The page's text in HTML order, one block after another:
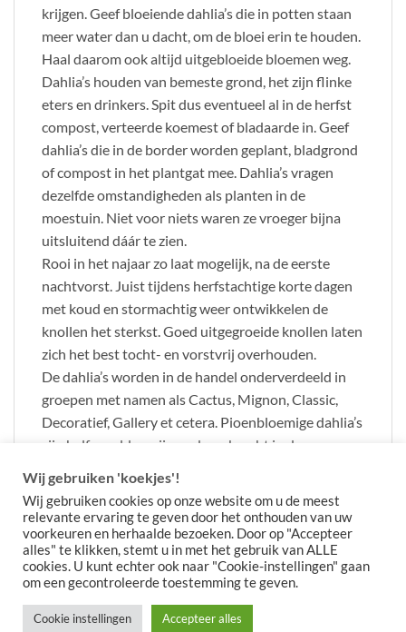
krijgen. Geef bloeiende dahlia’s die in potten staan
meer water dan u dacht, om de bloei erin te houden.
Haal daarom ook altijd uitgebloeide bloemen weg.
Dahlia’s houden van bemeste grond, het zijn flinke
eters en drinkers. Spit dus eventueel al in de herfst
compost, verteerde koemest of bladaarde in. Geef
dahlia’s die in de border worden geplant, bladgrond
of compost in het plantgat mee. Dahlia’s vragen
dezelfde omstandigheden als planten in de
moestuin. Niet voor niets waren ze vroeger bijna
uitsluitend dáár te zien.
Rooi in het najaar zo laat mogelijk, na de eerste
nachtvorst. Juist tijdens herfstachtige korte dagen
met koud en stormachtig weer ontwikkelen de
knollen het sterkst. Goed uitgegroeide knollen laten
zich het best tocht- en vorstvrij overhouden.
De dahlia’s worden in de handel onderverdeeld in
groepen met namen als Cactus, Mignon, Classic,
Decoratief, Gallery et cetera. Pioenbloemige dahlia’s
zijn halfgevuld en zijn ondergebracht in de groep
Wij gebruiken 'koekjes'!
Wij gebruiken cookies op onze website om u de meest
relevante ervaring te geven door het onthouden van uw
voorkeuren en herhaalde bezoeken. Door op "Accepteer
alles" te klikken, stemt u in met het gebruik van ALLE
cookies. U kunt echter ook naar "Cookie-instellingen" gaan
om een gecontroleerde toestemming te geven.
Cookie instellingen Accepteer alles